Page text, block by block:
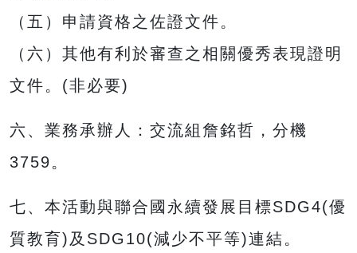
（五）申請資格之佐證文件。
（六）其他有利於審查之相關優秀表現證明
文件。(非必要)
六、業務承辦人：交流組詹銘哲，分機
3759。
七、本活動與聯合國永續發展目標SDG4(優
質教育)及SDG10(減少不平等)連結。